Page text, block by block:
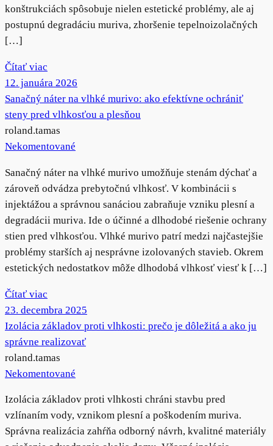
konštrukciách spôsobuje nielen estetické problémy, ale aj
postupnú degradáciu muriva, zhoršenie tepelnoizolačných
[…]
Čítať viac
12. januára 2026
Sanačný náter na vlhké murivo: ako efektívne ochrániť
steny pred vlhkosťou a plesňou
roland.tamas
Nekomentované
Sanačný náter na vlhké murivo umožňuje stenám dýchať a
zároveň odvádza prebytočnú vlhkosť. V kombinácii s
injektážou a správnou sanáciou zabraňuje vzniku plesní a
degradácii muriva. Ide o účinné a dlhodobé riešenie ochrany
stien pred vlhkosťou. Vlhké murivo patrí medzi najčastejšie
problémy starších aj nesprávne izolovaných stavieb. Okrem
estetických nedostatkov môže dlhodobá vlhkosť viesť k […]
Čítať viac
23. decembra 2025
Izolácia základov proti vlhkosti: prečo je dôležitá a ako ju
správne realizovať
roland.tamas
Nekomentované
Izolácia základov proti vlhkosti chráni stavbu pred
vzlínaním vody, vznikom plesní a poškodením muriva.
Správna realizácia zahŕňa odborný návrh, kvalitné materiály